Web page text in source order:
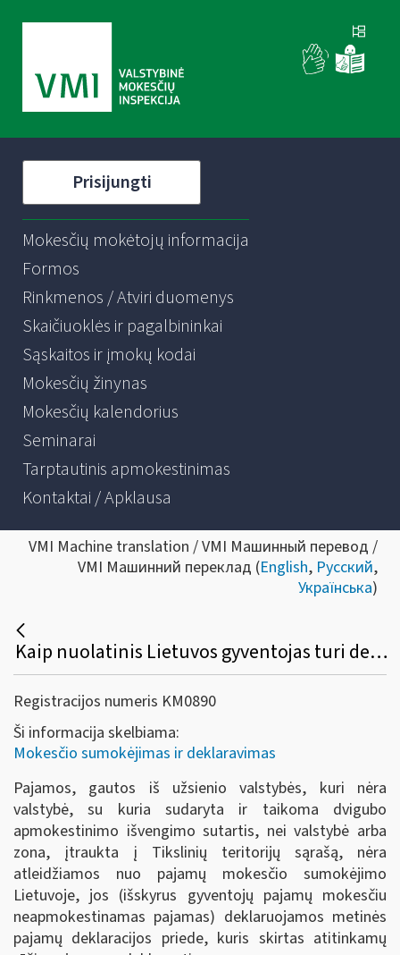
Prisijungti
Mokesčių mokėtojų informacija
Formos
Rinkmenos / Atviri duomenys
Skaičiuoklės ir pagalbininkai
Sąskaitos ir įmokų kodai
Mokesčių žinynas
Mokesčių kalendorius
Seminarai
Tarptautinis apmokestinimas
Kontaktai / Apklausa
VMI Machine translation / VMI Машинный перевод /
VMI Машинний переклад (English, Русский,
Українська)
Kaip nuolatinis Lietuvos gyventojas turi deklaruoti pajamas (bet kokių rūšių), gautas užsienio valstybėje, su kuria nėra taikoma dvigubo apmokestinimo išvengimo sutartis?
Registracijos numeris KM0890
Ši informacija skelbiama:
Mokesčio sumokėjimas ir deklaravimas
Pajamos, gautos iš užsienio valstybės, kuri nėra
valstybė, su kuria sudaryta ir taikoma dvigubo
apmokestinimo išvengimo sutartis, nei valstybė arba
zona, įtraukta į Tikslinių teritorijų sąrašą, nėra
atleidžiamos nuo pajamų mokesčio sumokėjimo
Lietuvoje, jos (išskyrus gyventojų pajamų mokesčiu
neapmokestinamas pajamas) deklaruojamos metinės
pajamų deklaracijos priede, kuris skirtas atitinkamų